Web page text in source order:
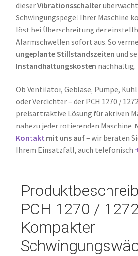
dieserVibrationsschalter
Schwingungspegel Ihrer Maschine
löst bei Überschreitung der
Alarmschwellen sofort aus. So
ungeplante Stillstandszeiten und
Instandhaltungskosten nachhaltig.
Ob Ventilator, Gebläse, Pumpe,
oder Verdichter – der PCH 1270 /
preisattraktive Lösung für aktiven
nahezu jeder rotierenden Maschine.
Kontakt mit uns auf– wir beraten
Ihrem Einsatzfall, auch telefonisch
PCH 1270 /
Kompakter